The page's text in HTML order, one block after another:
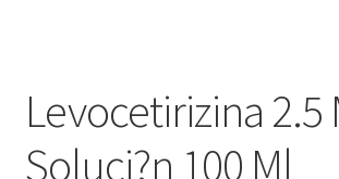
Levocetirizina 2.5
Soluci?n 100 Ml